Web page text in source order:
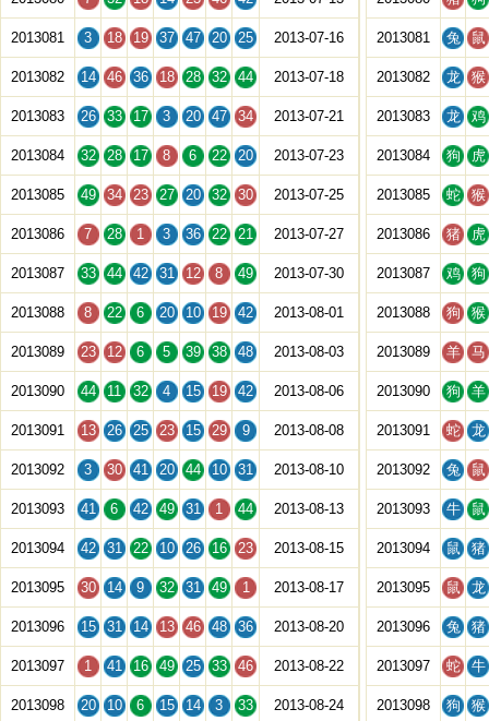
2013081 3 18 19 37 47 20 25 2013-07-16
2013082 14 46 36 18 28 32 44 2013-07-18
2013083 26 33 17 3 20 47 34 2013-07-21
2013084 32 28 17 8 6 22 20 2013-07-23
2013085 49 34 23 27 20 32 30 2013-07-25
2013086 7 28 1 3 36 22 21 2013-07-27
2013087 33 44 42 31 12 8 49 2013-07-30
2013088 8 22 6 20 10 19 42 2013-08-01
2013089 23 12 6 5 39 38 48 2013-08-03
2013090 44 11 32 4 15 19 42 2013-08-06
2013091 13 26 25 23 15 29 9 2013-08-08
2013092 3 30 41 20 44 10 31 2013-08-10
2013093 41 6 42 49 31 1 44 2013-08-13
2013094 42 31 22 10 26 16 23 2013-08-15
2013095 30 14 9 32 31 49 1 2013-08-17
2013096 15 31 14 13 46 48 36 2013-08-20
2013097 1 41 16 49 25 33 46 2013-08-22
2013098 20 10 6 15 14 3 33 2013-08-24
2013081 兔 鼠
2013082 龙 猴
2013083 龙 鸡
2013084 狗 虎
2013085 蛇 猴
2013086 猪 虎
2013087 鸡 狗
2013088 狗 猴
2013089 羊 马
2013090 狗 羊
2013091 蛇 龙
2013092 兔 鼠
2013093 牛 鼠
2013094 鼠 猪
2013095 鼠 龙
2013096 兔 猪
2013097 蛇 牛
2013098 狗 猴